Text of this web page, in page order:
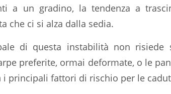
a un gradino, la tendenza a
che ci si alza dalla sedia.
di questa instabilità non
preferite, ormai deformate, o le
principali fattori di rischio per le